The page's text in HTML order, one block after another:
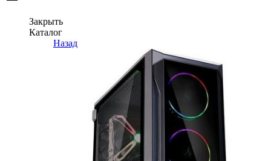
Закрыть
Каталог
Назад